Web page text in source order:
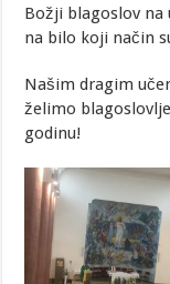
Božji blagoslov na
na bilo koji način
Našim dragim
želimo
godinu!